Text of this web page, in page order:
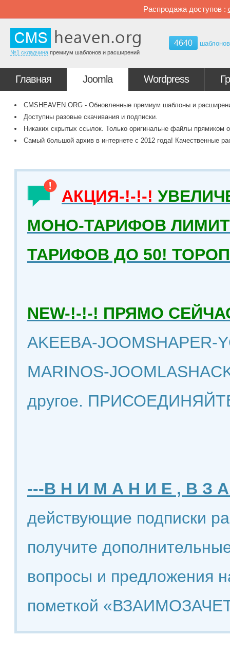
Распродажа доступов :
№1 складчина премиум шаблонов и расширений
4640 шаблонов
Главная Joomla Wordpress
CMSHEAVEN.ORG - Обновленные премиум шаблоны и
Доступны разовые скачивания и подписки.
Никаких скрытых ссылок. Только оригинальне файлы прямиком
Самый большой архив в интернете с 2012 года! Качественные
АКЦИЯ-!-!-!
МОНО-ТАРИФОВ
ТАРИФОВ ДО 50!
NEW-!-!-! ПРЯМО
AKEEBA-JOOMSHAPER-
MARINOS-
другое.
---В Н И М А Н И Е , В З
действующие подписки
получите
вопросы и предложения
пометкой